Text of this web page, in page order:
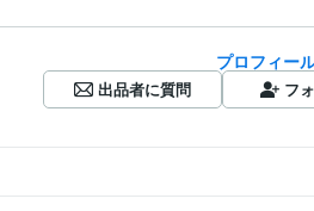
プロフィー
出品者に質問 フ